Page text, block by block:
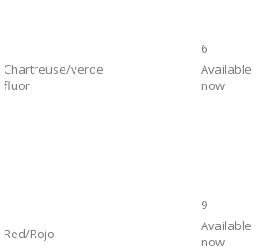
Chartreuse/verde
fluor
6
Available
now
Red/Rojo
9
Available
now